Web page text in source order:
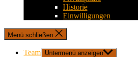
Historie
Einwilligungen
Menü schließen
Team Untermenü anzeigen